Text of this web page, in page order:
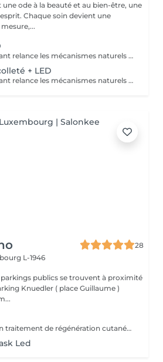
ode à la beauté et au bien-être, une
Chaque soin devient une
Ce soin expert régénérant relance les mécanismes naturels de votre peau. L'action du microneedling combiné à l'acide hyaluronique stimule la production de collagène et d'élastine afin d'améliorer la qualité de la peau. La peau est visiblement plus nette, plus lisse et revitalisée, séance après séance.
+ LED
Ce soin expert régénérant relance les mécanismes naturels de votre peau. L'action du microneedling combiné à l'acide hyaluronique stimule la production de collagène et d'élastine afin d'améliorer la qualité de la peau. La peau est visiblement plus nette, plus lisse et revitalisée, séance après séance.
28
L-1946
publics se trouvent à proximité
Le Microneedling est un traitement de régénération cutanée qui active les capacités naturelles de réparation de la peau. Grâce à la création de micro-canaux contrôlés, il stimule intensément la production de collagène et d'élastine, tout en optimisant la pénétration des actifs utilisés pendant le soin. Chaque protocole est personnalisé grâce à l'utilisation de sérums spécifiques, soigneusement sélectionnés en fonction des besoins et des problématiques de chaque peau : hydratation, anti-âge, éclat du teint, taches pigmentaires, imperfections, cicatrices d'acné ou perte de fermeté. Idéal pour traiter le vieillissement cutané, les cicatrices, les pores dilatés, les irrégularités du teint et le manque d'éclat, ce traitement améliore visiblement la qualité de la peau. Séance après séance, le teint est plus lumineux, la peau plus lisse, plus ferme et visiblement revitalisée. Pour des résultats optimaux et durables, un protocole de plusieurs séances peut être recommandé selon les objectifs recherchés
Led